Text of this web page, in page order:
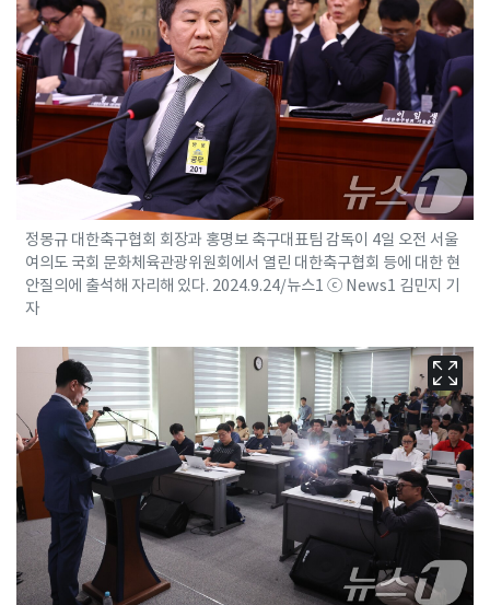
정몽규 대한축구협회 회장과 홍명보 축구대표팀 감독이 4일 오전 서울
여의도 국회 문화체육관광위원회에서 열린 대한축구협회 등에 대한 현
안질의에 출석해 자리해 있다. 2024.9.24/뉴스1 ⓒ News1 김민지 기
자